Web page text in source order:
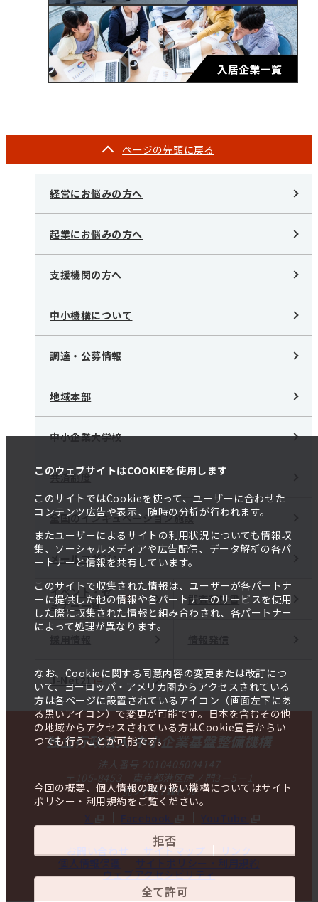
このウェブサイトはCOOKIEを使用します
このサイトではCookieを使って、ユーザーに合わせた
コンテンツ広告や表示、随時の分析が行われます。
またユーザーによるサイトの利用状況についても情報収
集、ソーシャルメディアや広告配信、データ解析の各パ
ートナーと情報を共有しています。
このサイトで収集された情報は、ユーザーが各パートナ
ーに提供した他の情報や各パートナーのサービスを使用
した際に収集された情報と組み合わされ、各パートナー
によって処理が異なります。
なお、Cookieに関する同意内容の変更または改訂につ
いて、ヨーロッパ・アメリカ圏からアクセスされている
方は各ページに設置されているアイコン（画面左下にあ
る黒いアイコン）で変更が可能です。日本を含むその他
の地域からアクセスされている方はCookie宣言からい
つでも行うことが可能です。
今回の概要、個人情報の取り扱い機構についてはサイト
ポリシー・利用規約をご覧ください。
拒否
全て許可
ページの先頭に戻る
経営にお悩みの方へ
起業にお悩みの方へ
支援機関の方へ
中小機構について
調達・公募情報
地域本部
中小企業大学校
共済制度
全国のインキュベーション施設
メールマガジン
イベント・セ
ミナー一覧
調査報告書
J-Net21
独立行政法人 中小企業基盤整備機構
法人番号 2010405004147
〒105-8453 東京都港区虎ノ門3－5－1
虎ノ門37森ビル
X
Facebook YouTube
お問い合わせ サイトマップ
リンク
個人情報保護
サイトポリシー・利用規約
ウェブアクセシビリティ